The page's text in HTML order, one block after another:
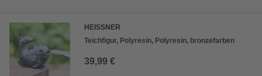
HEISSNER
Teichfigur, Polyresin, Polyresin, bronzefarben
39,99 €